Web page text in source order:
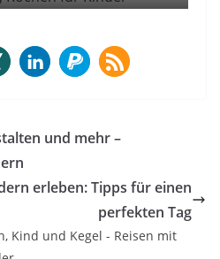
und mehr –
erleben: Tipps für einen
perfekten Tag